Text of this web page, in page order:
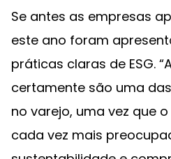
Se antes as empresas
este ano foram
práticas claras de ESG.
certamente são uma
no varejo, uma vez que
cada vez mais